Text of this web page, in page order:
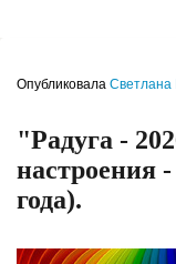
Опубликовала Светлана
"Радуга -
настроения
года).